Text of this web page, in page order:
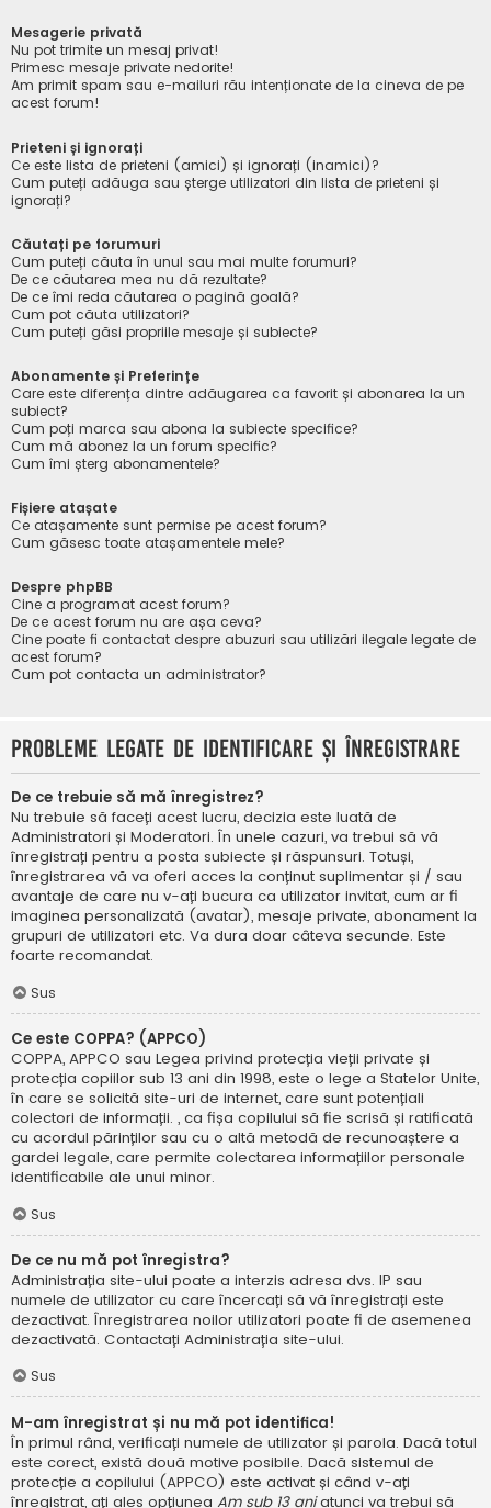
Mesagerie privată
Nu pot trimite un mesaj privat!
Primesc mesaje private nedorite!
Am primit spam sau e-mailuri rău intenționate de la cineva de pe
acest forum!
Prieteni și ignorați
Ce este lista de prieteni (amici) și ignorați (inamici)?
Cum puteți adăuga sau șterge utilizatori din lista de prieteni și
ignorați?
Căutați pe forumuri
Cum puteți căuta în unul sau mai multe forumuri?
De ce căutarea mea nu dă rezultate?
De ce îmi reda căutarea o pagină goală?
Cum pot căuta utilizatori?
Cum puteți găsi propriile mesaje și subiecte?
Abonamente și Preferințe
Care este diferența dintre adăugarea ca favorit și abonarea la un
subiect?
Cum poți marca sau abona la subiecte specifice?
Cum mă abonez la un forum specific?
Cum îmi șterg abonamentele?
Fișiere atașate
Ce atașamente sunt permise pe acest forum?
Cum găsesc toate atașamentele mele?
Despre phpBB
Cine a programat acest forum?
De ce acest forum nu are așa ceva?
Cine poate fi contactat despre abuzuri sau utilizări ilegale legate de
acest forum?
Cum pot contacta un administrator?
Probleme legate de identificare și înregistrare
De ce trebuie să mă înregistrez?
Nu trebuie să faceți acest lucru, decizia este luată de
Administratori și Moderatori. În unele cazuri, va trebui să vă
înregistrați pentru a posta subiecte și răspunsuri. Totuși,
înregistrarea vă va oferi acces la conținut suplimentar și / sau
avantaje de care nu v-ați bucura ca utilizator invitat, cum ar fi
imaginea personalizată (avatar), mesaje private, abonament la
grupuri de utilizatori etc. Va dura doar câteva secunde. Este
foarte recomandat.
Sus
Ce este COPPA? (APPCO)
COPPA, APPCO sau Legea privind protecția vieții private și
protecția copiilor sub 13 ani din 1998, este o lege a Statelor Unite,
în care se solicită site-uri de internet, care sunt potențiali
colectori de informații. , ca fișa copilului să fie scrisă și ratificată
cu acordul părinților sau cu o altă metodă de recunoaștere a
gardei legale, care permite colectarea informațiilor personale
identificabile ale unui minor.
Sus
De ce nu mă pot înregistra?
Administrația site-ului poate a interzis adresa dvs. IP sau
numele de utilizator cu care încercați să vă înregistrați este
dezactivat. Înregistrarea noilor utilizatori poate fi de asemenea
dezactivată. Contactați Administrația site-ului.
Sus
M-am înregistrat și nu mă pot identifica!
În primul rând, verificați numele de utilizator și parola. Dacă totul
este corect, există două motive posibile. Dacă sistemul de
protecție a copilului (APPCO) este activat și când v-ați
înregistrat, ați ales opțiunea Am sub 13 aniatunci va trebui să